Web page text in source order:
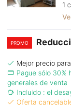
1
PROMO
Mejor precio
Pague sólo 30%
generales de venta
Incluido : el
Oferta